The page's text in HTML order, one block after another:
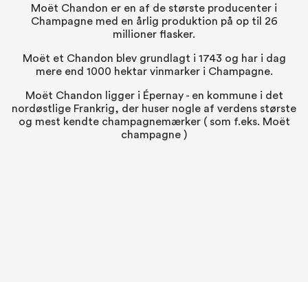
Moët Chandon er en af de største producenter i
Champagne med en årlig produktion på op til 26
millioner flasker.
Moët et Chandon blev grundlagt i 1743 og har i dag
mere end 1000 hektar vinmarker i Champagne.
Moët Chandon ligger i Épernay - en kommune i det
nordøstlige Frankrig, der huser nogle af verdens største
og mest kendte champagnemærker ( som f.eks. Moët
champagne )